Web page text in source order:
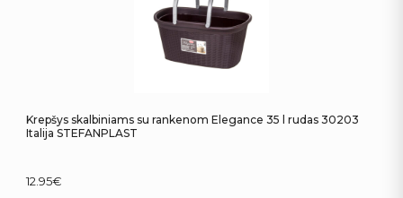
Krepšys skalbiniams su rankenom Elegance 35 l rudas 30203
Italija STEFANPLAST
12.95€